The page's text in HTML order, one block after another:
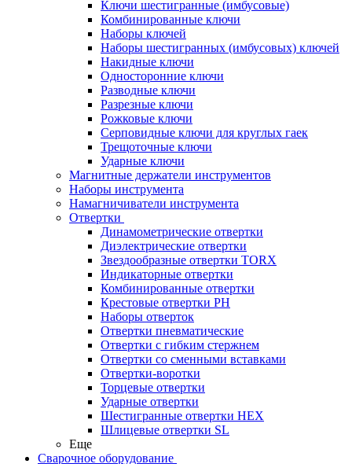
Ключи шестигранные (имбусовые)
Комбинированные ключи
Наборы ключей
Наборы шестигранных (имбусовых) ключей
Накидные ключи
Односторонние ключи
Разводные ключи
Разрезные ключи
Рожковые ключи
Серповидные ключи для круглых гаек
Трещоточные ключи
Ударные ключи
Магнитные держатели инструментов
Наборы инструмента
Намагничиватели инструмента
Отвертки
Динамометрические отвертки
Диэлектрические отвертки
Звездообразные отвертки TORX
Индикаторные отвертки
Комбинированные отвертки
Крестовые отвертки PH
Наборы отверток
Отвертки пневматические
Отвертки с гибким стержнем
Отвертки со сменными вставками
Отвертки-воротки
Торцевые отвертки
Ударные отвертки
Шестигранные отвертки HEX
Шлицевые отвертки SL
Еще
Сварочное оборудование